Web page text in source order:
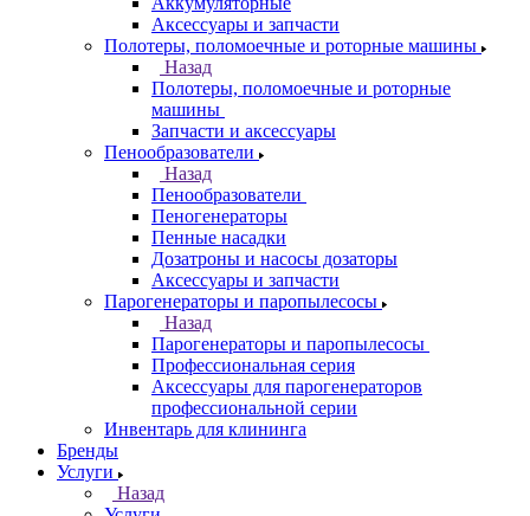
Аксессуары и запчасти
Полотеры, поломоечные и роторные машины
Назад
Полотеры, поломоечные и роторные
машины
Запчасти и аксессуары
Пенообразователи
Назад
Пенообразователи
Пеногенераторы
Пенные насадки
Дозатроны и насосы дозаторы
Аксессуары и запчасти
Парогенераторы и паропылесосы
Назад
Парогенераторы и паропылесосы
Профессиональная серия
Аксессуары для парогенераторов
профессиональной серии
Инвентарь для клининга
Бренды
Услуги
Назад